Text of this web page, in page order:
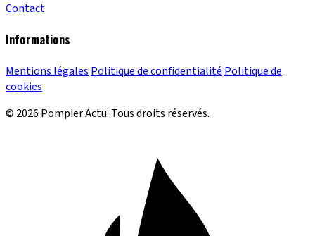
Contact
Informations
Mentions légales Politique de confidentialité Politique de
cookies
© 2026 Pompier Actu. Tous droits réservés.